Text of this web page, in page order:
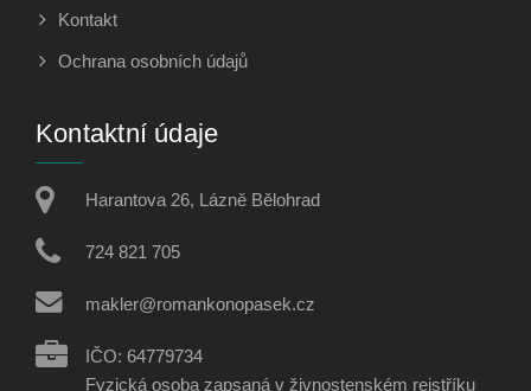
Kontakt
Ochrana osobních údajů
Kontaktní údaje
Harantova 26, Lázně Bělohrad
724 821 705
makler@romankonopasek.cz
IČO: 64779734
Fyzická osoba zapsaná v živnostenském rejstříku